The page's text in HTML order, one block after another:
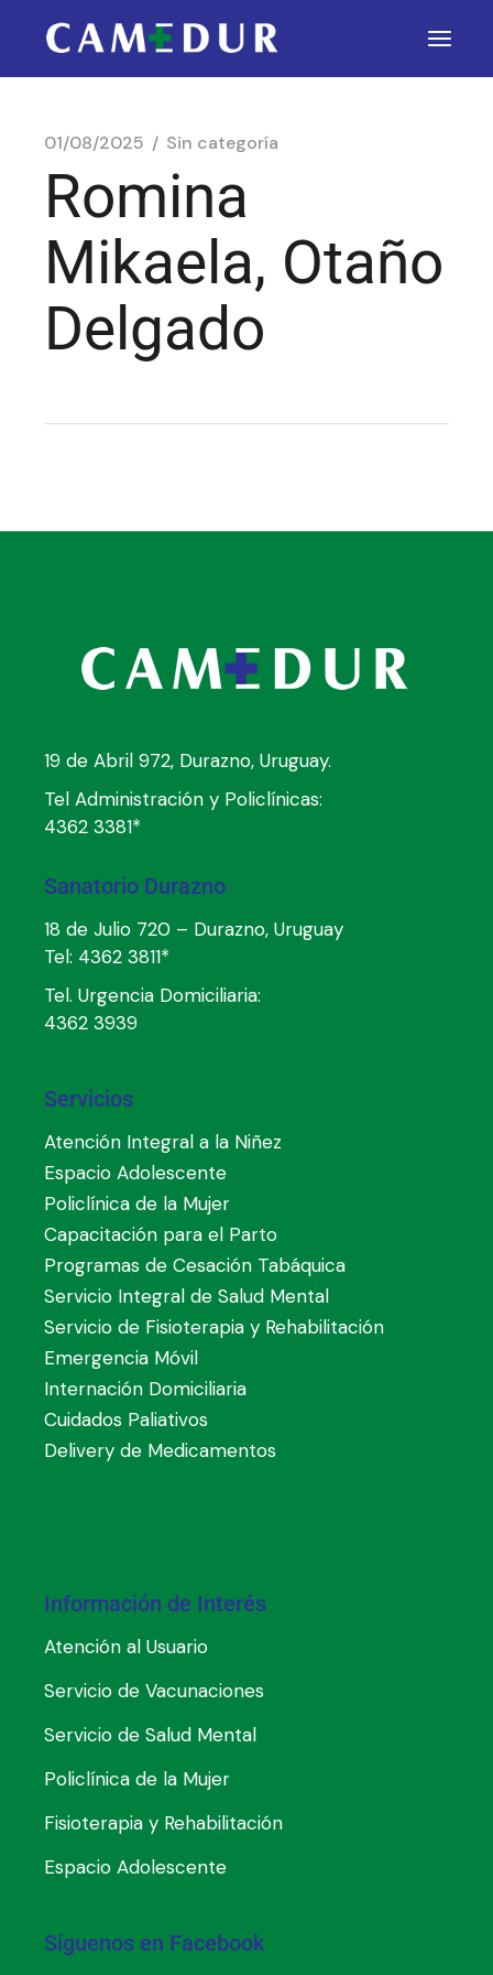
01/08/2025 Sin categoría
Romina
Mikaela, Otaño
Delgado
19 de Abril 972, Durazno, Uruguay.
Tel Administración y Policlínicas:
4362 3381*
Sanatorio Durazno
18 de Julio 720 – Durazno, Uruguay
Tel: 4362 3811*
Tel. Urgencia Domiciliaria:
4362 3939
Servicios
Atención Integral a la Niñez
Espacio Adolescente
Policlínica de la Mujer
Capacitación para el Parto
Programas de Cesación Tabáquica
Servicio Integral de Salud Mental
Servicio de Fisioterapia y Rehabilitación
Emergencia Móvil
Internación Domiciliaria
Cuidados Paliativos
Delivery de Medicamentos
Información de Interés
Atención al Usuario
Servicio de Vacunaciones
Servicio de Salud Mental
Policlínica de la Mujer
Fisioterapia y Rehabilitación
Espacio Adolescente
Síguenos en Facebook